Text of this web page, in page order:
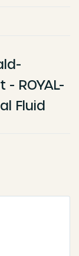
- ROYAL-
Fluid